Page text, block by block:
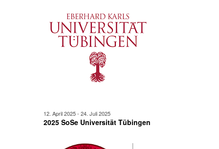
2025 SoSe Universität Tübingen
12. April 2025- 24. Juli 2025